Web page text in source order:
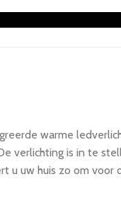
warme
verlichting is in te
u uw huis zo om voor